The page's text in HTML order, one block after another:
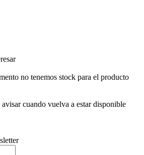
no tenemos stock para el producto
avisar cuando vuelva a estar disponible